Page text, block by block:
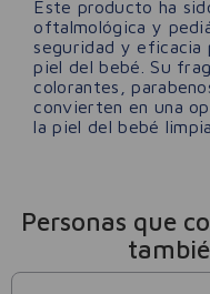
Este producto ha
oftalmológica y
seguridad y eficacia
piel del bebé. Su
colorantes,
convierten en una
la piel del bebé
Personas que